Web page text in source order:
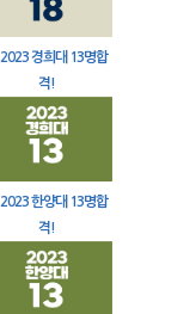
2023 경희대 13명합
격!
2023 한양대 13명합
격!